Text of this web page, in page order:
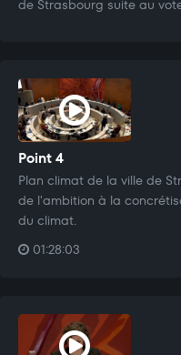
de Strasbourg suite au
Point 4
Plan climat de la ville de
de l'ambition à la
du climat.
01:28:03